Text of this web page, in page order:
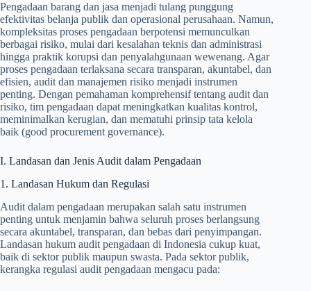
Pengadaan barang dan jasa menjadi tulang punggung
efektivitas belanja publik dan operasional perusahaan. Namun,
kompleksitas proses pengadaan berpotensi memunculkan
berbagai risiko, mulai dari kesalahan teknis dan administrasi
hingga praktik korupsi dan penyalahgunaan wewenang. Agar
proses pengadaan terlaksana secara transparan, akuntabel, dan
efisien, audit dan manajemen risiko menjadi instrumen
penting. Dengan pemahaman komprehensif tentang audit dan
risiko, tim pengadaan dapat meningkatkan kualitas kontrol,
meminimalkan kerugian, dan mematuhi prinsip tata kelola
baik (good procurement governance).
I. Landasan dan Jenis Audit dalam Pengadaan
1. Landasan Hukum dan Regulasi
Audit dalam pengadaan merupakan salah satu instrumen
penting untuk menjamin bahwa seluruh proses berlangsung
secara akuntabel, transparan, dan bebas dari penyimpangan.
Landasan hukum audit pengadaan di Indonesia cukup kuat,
baik di sektor publik maupun swasta. Pada sektor publik,
kerangka regulasi audit pengadaan mengacu pada: